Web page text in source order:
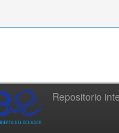
Repositorio